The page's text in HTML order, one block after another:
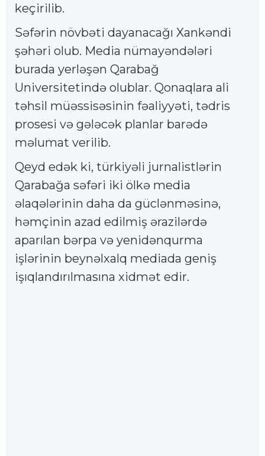
keçirilib.
Səfərin növbəti dayanacağı Xankəndi
şəhəri olub. Media nümayəndələri
burada yerləşən Qarabağ
Universitetində olublar. Qonaqlara ali
təhsil müəssisəsinin fəaliyyəti, tədris
prosesi və gələcək planlar barədə
məlumat verilib.
Qeyd edək ki, türkiyəli jurnalistlərin
Qarabağa səfəri iki ölkə media
əlaqələrinin daha da güclənməsinə,
həmçinin azad edilmiş ərazilərdə
aparılan bərpa və yenidənqurma
işlərinin beynəlxalq mediada geniş
işıqlandırılmasına xidmət edir.